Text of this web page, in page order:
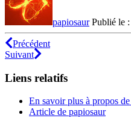
papiosaurPublié le :
Précédent
Suivant
Liens relatifs
En savoir plus à propos
Article de papiosaur